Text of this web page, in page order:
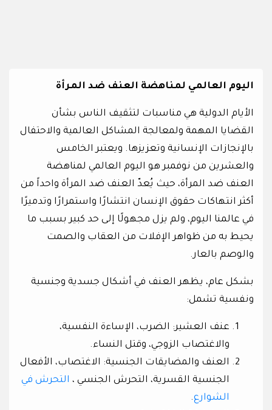
اليوم العالمي لمناهضة العنف ضد المرأة
الأيام الدولية هي مناسبات لتثقيف الناس بشأن
القضايا المهمة ولمعالجة المشاكل العالمية والاحتفال
بالإنجازات الإنسانية وتعزيزها. ويعتبر الخامس
والعشرين من نوفمبر هو اليوم العالمي لمناهضة
العنف ضد المرأة، حيث يُعدّ العنف ضد المرأة واحداً من
أكثر انتهاكات حقوق الإنسان انتشارًا واستمرارًا وتدميرًا
في عالمنا اليوم، ولم يزل مجهولًا إلى حد كبير بسبب ما
يحيط به من ظواهر الإفلات من العقاب والصمت
والوصم بالعار.
بشكل عام، يظهر العنف في أشكال جسدية وجنسية
ونفسية تشمل:
عنف العشير: الضرب، الإساءة النفسية،
والاغتصاب الزوجي، وقتل النساء.
العنف والمضايقات الجنسية: الاغتصاب، الأفعال
الجنسية القسرية، التحرش الجنسي ، التحرش في
الشوارع.